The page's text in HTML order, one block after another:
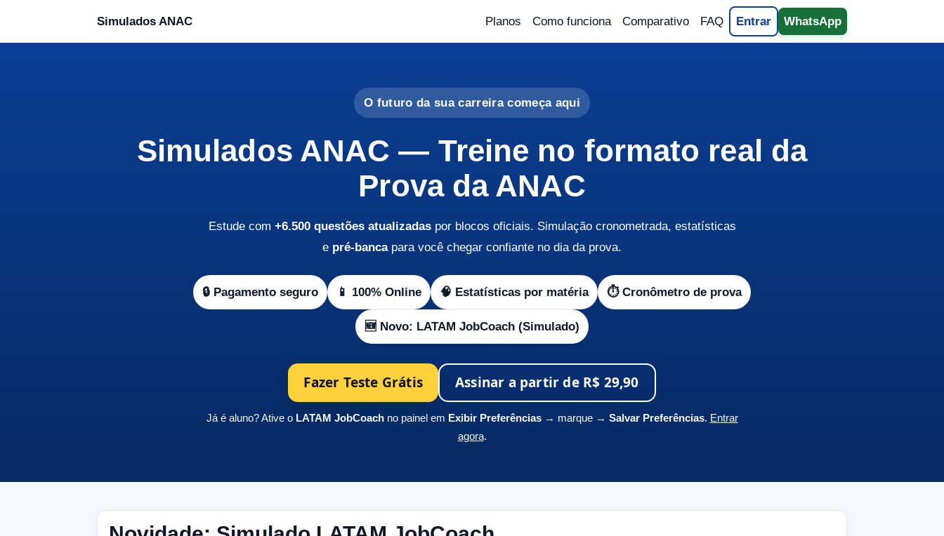
Simulados ANAC Planos Como funciona Comparativo FAQ Entrar WhatsApp
O futuro da sua carreira começa aqui
Simulados ANAC — Treine no formato real da
Prova da ANAC
Estude com +6.500 questões atualizadaspor blocos oficiais. Simulação cronometrada, estatísticas
e pré-bancapara você chegar confiante no dia da prova.
🔒 Pagamento seguro 📱 100% Online 🧠 Estatísticas por matéria ⏱️ Cronômetro de prova
🆕 Novo: LATAM JobCoach (Simulado)
Fazer Teste Grátis Assinar a partir de R$ 29,90
Já é aluno? Ative o LATAM JobCoachno painel em Exibir Preferências→ marque → Salvar Preferências. Entrar
agora.